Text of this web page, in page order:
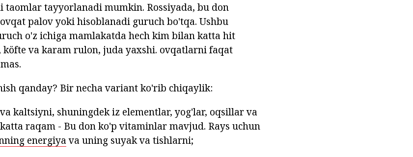
tayyorlanadi mumkin. Rossiyada, bu don
palov yoki hisoblanadi guruch bo'tqa. Ushbu
o'z ichiga mamlakatda hech kim bilan katta hit
köfte va karam rulon, juda yaxshi. ovqatlarni faqat
qanday? Bir necha variant ko'rib chiqaylik:
kaltsiyni, shuningdek iz elementlar, yog'lar, oqsillar va
raqam - Bu don ko'p vitaminlar mavjud. Rays uchun
energiyava uning suyak va tishlarni;